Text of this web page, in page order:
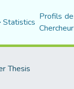
Statistics Profils
Thesis